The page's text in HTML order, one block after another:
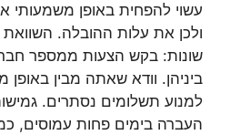
עשוי להפחית באופן
ולכן את עלות ההובלה.
שונות: בקש הצעות ממספר
ביניהן. וודא שאתה מבין
למנוע תשלומים נסתרים.
העברה בימים פחות עמוסים,